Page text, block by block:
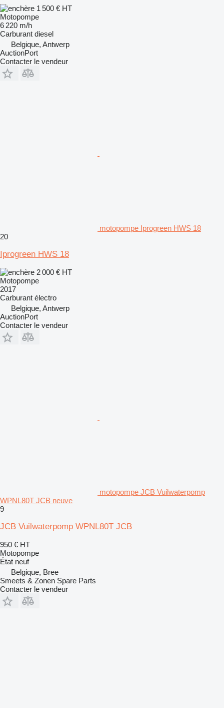
1 500 € HT
Motopompe
6 220 m/h
Carburant diesel
Belgique, Antwerp
AuctionPort
Contacter le vendeur
motopompe Iprogreen HWS 18
20
Iprogreen HWS 18
2 000 € HT
Motopompe
2017
Carburant électro
Belgique, Antwerp
AuctionPort
Contacter le vendeur
motopompe JCB Vuilwaterpomp
WPNL80T JCB neuve
9
JCB Vuilwaterpomp WPNL80T JCB
950 € HT
Motopompe
État neuf
Belgique, Bree
Smeets & Zonen Spare Parts
Contacter le vendeur